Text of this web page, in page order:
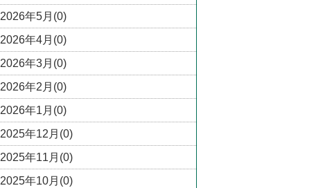
2026年5月(0)
2026年4月(0)
2026年3月(0)
2026年2月(0)
2026年1月(0)
2025年12月(0)
2025年11月(0)
2025年10月(0)